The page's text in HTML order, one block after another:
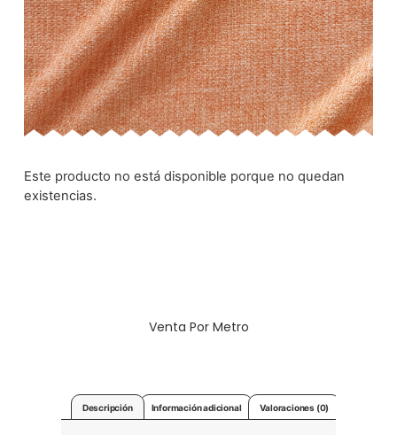
Este producto no está disponible porque no quedan
existencias.
Venta Por Metro
Descripción Información adicional Valoraciones (0)